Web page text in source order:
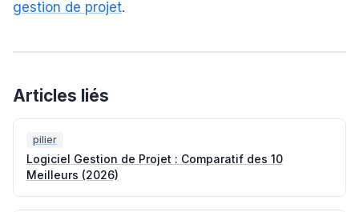
gestion de projet.
Articles liés
pilier
Logiciel Gestion de Projet : Comparatif des 10
Meilleurs (2026)